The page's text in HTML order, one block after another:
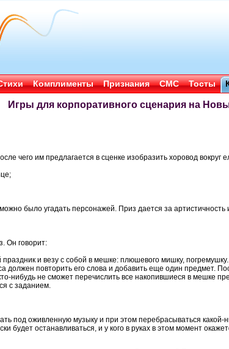
Комплименты Признания СМС Тосты
Игры для корпоративного сценария на
чего им предлагается в сценке изобразить хоровод вокруг
было угадать персонажей. Приз дается за артистичность
Он говорит:
и везу с собой в мешке: плюшевого мишку,
должен повторить его слова и добавить еще один предмет.
кто-нибудь не сможет перечислить все накопившиеся в мешке
с заданием.
под оживленную музыку и при этом перебрасываться
будет останавливаться, и у кого в руках в этом момент